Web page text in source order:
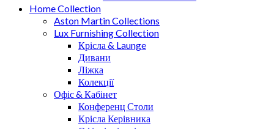
Home Collection
Aston Martin Collections
Lux Furnishing Collection
Крісла & Launge
Дивани
Ліжка
Колекції
Офіс & Кабінет
Конференц Столи
Крісла Керівника